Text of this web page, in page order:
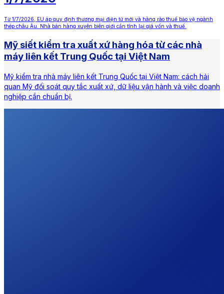
Từ 1/7/2026, EU áp quy định thương mại điện tử mới và hàng rào thuế bảo vệ ngành
thép châu Âu. Nhà bán hàng xuyên biên giới cần tính lại giá vốn và thuế.
Mỹ siết kiểm tra xuất xứ hàng hóa từ các nhà
máy liên kết Trung Quốc tại Việt Nam
Mỹ kiểm tra nhà máy liên kết Trung Quốc tại Việt Nam: cách hải
quan Mỹ đối soát quy tắc xuất xứ, dữ liệu vận hành và việc doanh
nghiệp cần chuẩn bị.